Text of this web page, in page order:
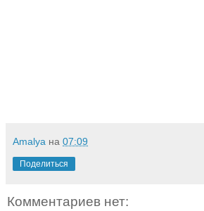
Amalya на 07:09
Поделиться
Комментариев нет: